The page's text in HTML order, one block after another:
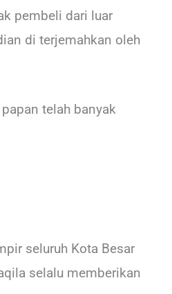
pembeli dari luar
di terjemahkan oleh
telah banyak
seluruh Kota Besar
selalu memberikan